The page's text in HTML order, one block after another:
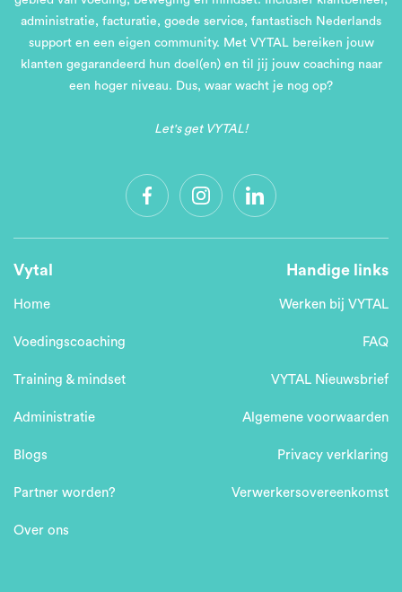
administratie, facturatie, goede service, fantastisch Nederlands
support en een eigen community. Met VYTAL bereiken jouw
klanten gegarandeerd hun doel(en) en til jij jouw coaching naar
een hoger niveau. Dus, waar wacht je nog op?
Let's get VYTAL!
Vytal
Home
Voedingscoaching
Training & mindset
Administratie
Blogs
Partner worden?
Over ons
Handige links
Werken bij VYTAL
FAQ
VYTAL Nieuwsbrief
Algemene voorwaarden
Privacy verklaring
Verwerkersovereenkomst